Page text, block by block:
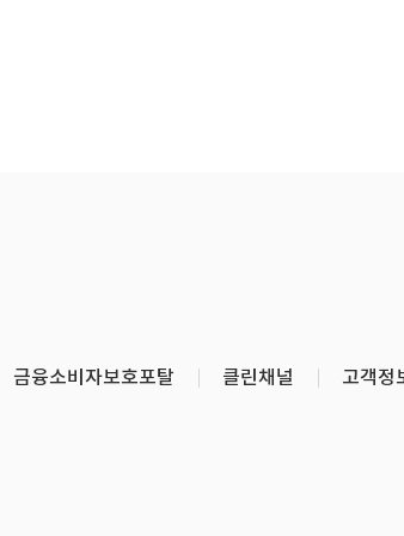
금융소비자보호포탈 클린채널 고객정